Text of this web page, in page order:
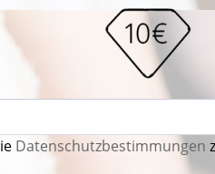
Datenschutzbestimmungen